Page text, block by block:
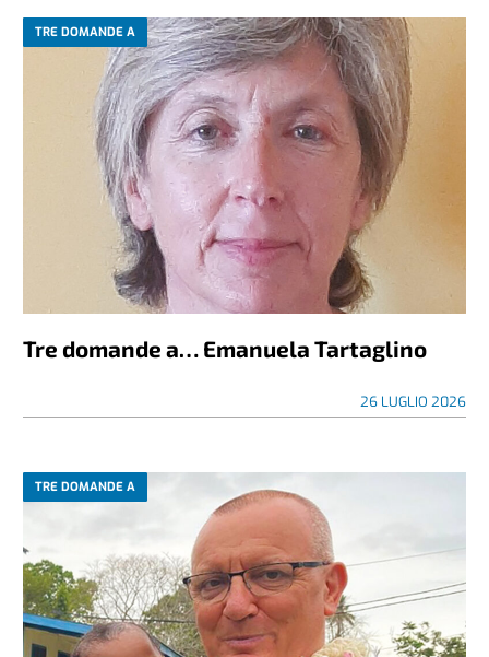
TRE DOMANDE A
Tre domande a… Emanuela Tartaglino
26 LUGLIO 2026
TRE DOMANDE A